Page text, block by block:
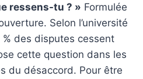
ressens-tu ? » Formulée
Selon l’université
des disputes cessent
cette question dans les
du désaccord. Pour être